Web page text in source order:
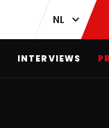
INTERVIEWS